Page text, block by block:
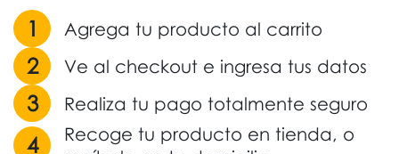
1 Agrega tu producto al carrito
2 Ve al checkout e ingresa tus datos
3 Realiza tu pago totalmente seguro
4
Recoge tu producto en tienda, o